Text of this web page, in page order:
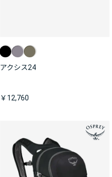
アクシス24
￥12,760